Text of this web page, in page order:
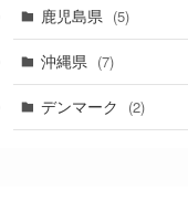
鹿児島県 (5)
沖縄県 (7)
デンマーク (2)